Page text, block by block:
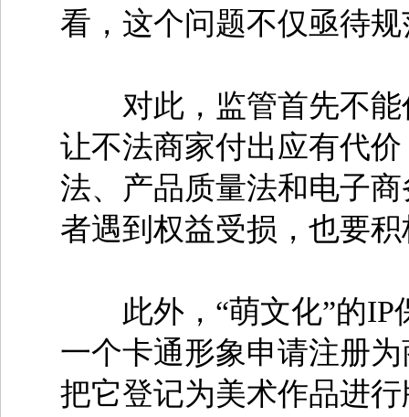
看，这个问题不仅亟待
对此，监管首先不能
让不法商家付出应有代
法、产品质量法和电子
者遇到权益受损，也要
此外，“萌文化”的IP
一个卡通形象申请注册
把它登记为美术作品进